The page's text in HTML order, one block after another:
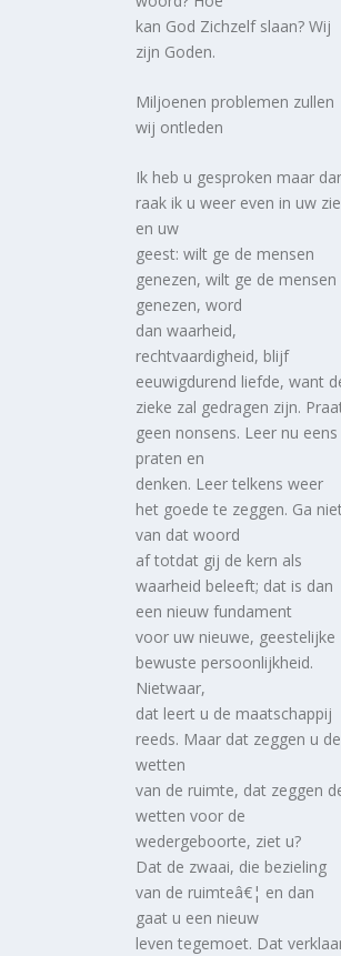
kan God Zichzelf slaan? Wij
zijn Goden.
Miljoenen problemen zullen
wij ontleden
Ik heb u gesproken maar
raak ik u weer even in uw
en uw
geest: wilt ge de mensen
genezen, wilt ge de mensen
genezen, word
dan waarheid,
rechtvaardigheid, blijf
eeuwigdurend liefde, want
zieke zal gedragen zijn.
geen nonsens. Leer nu eens
praten en
denken. Leer telkens weer
het goede te zeggen. Ga
van dat woord
af totdat gij de kern als
waarheid beleeft; dat is dan
een nieuw fundament
voor uw nieuwe, geestelijke
bewuste persoonlijkheid.
Nietwaar,
dat leert u de maatschappij
reeds. Maar dat zeggen u de
wetten
van de ruimte, dat zeggen
wetten voor de
wedergeboorte, ziet u?
Dat de zwaai, die bezieling
van de ruimteâ€¦ en dan
gaat u een nieuw
leven tegemoet. Dat